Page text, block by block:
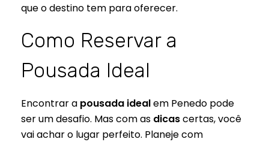
que o destino tem para oferecer.
Como Reservar a
Pousada Ideal
Encontrar a pousada idealem Penedo pode
ser um desafio. Mas com as dicascertas, você
vai achar o lugar perfeito. Planeje com